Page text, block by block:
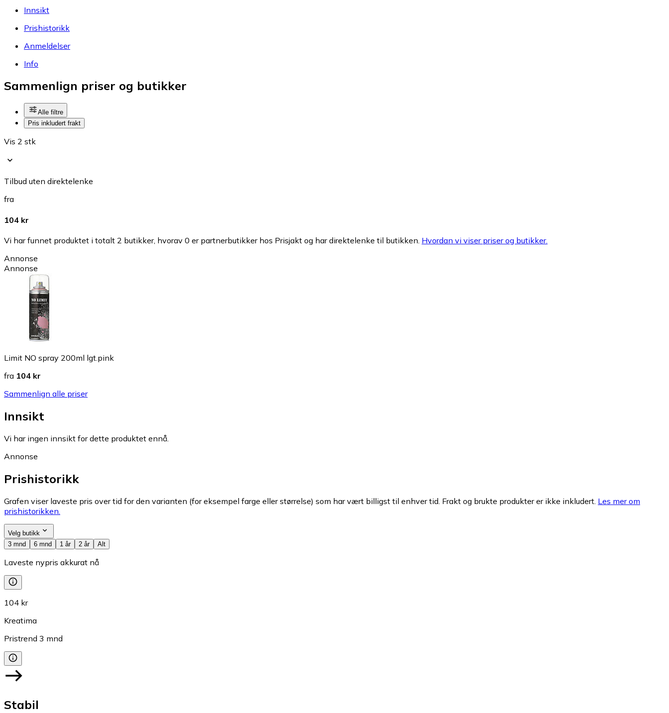
Innsikt
Prishistorikk
Anmeldelser
Info
Sammenlign priser og butikker
Alle filtre
Pris inkludert frakt
Vis 2 stk
Tilbud uten direktelenke
fra
104 kr
Vi har funnet produktet i totalt 2 butikker, hvorav 0 er partnerbutikker hos Prisjakt og har direktelenke til butikken. Hvordan vi viser priser og butikker.
Annonse
Annonse
Limit NO spray 200ml lgt.pink
fra 104 kr
Sammenlign alle priser
Innsikt
Vi har ingen innsikt for dette produktet ennå.
Annonse
Prishistorikk
Grafen viser laveste pris over tid for den varianten (for eksempel farge eller størrelse) som har vært billigst til enhver tid. Frakt og brukte produkter er ikke inkludert. Les mer om
prishistorikken.
Velg butikk
3 mnd
6 mnd 1 år 2 år Alt
Laveste nypris akkurat nå
104 kr
Kreatima
Pristrend 3 mnd
Stabil